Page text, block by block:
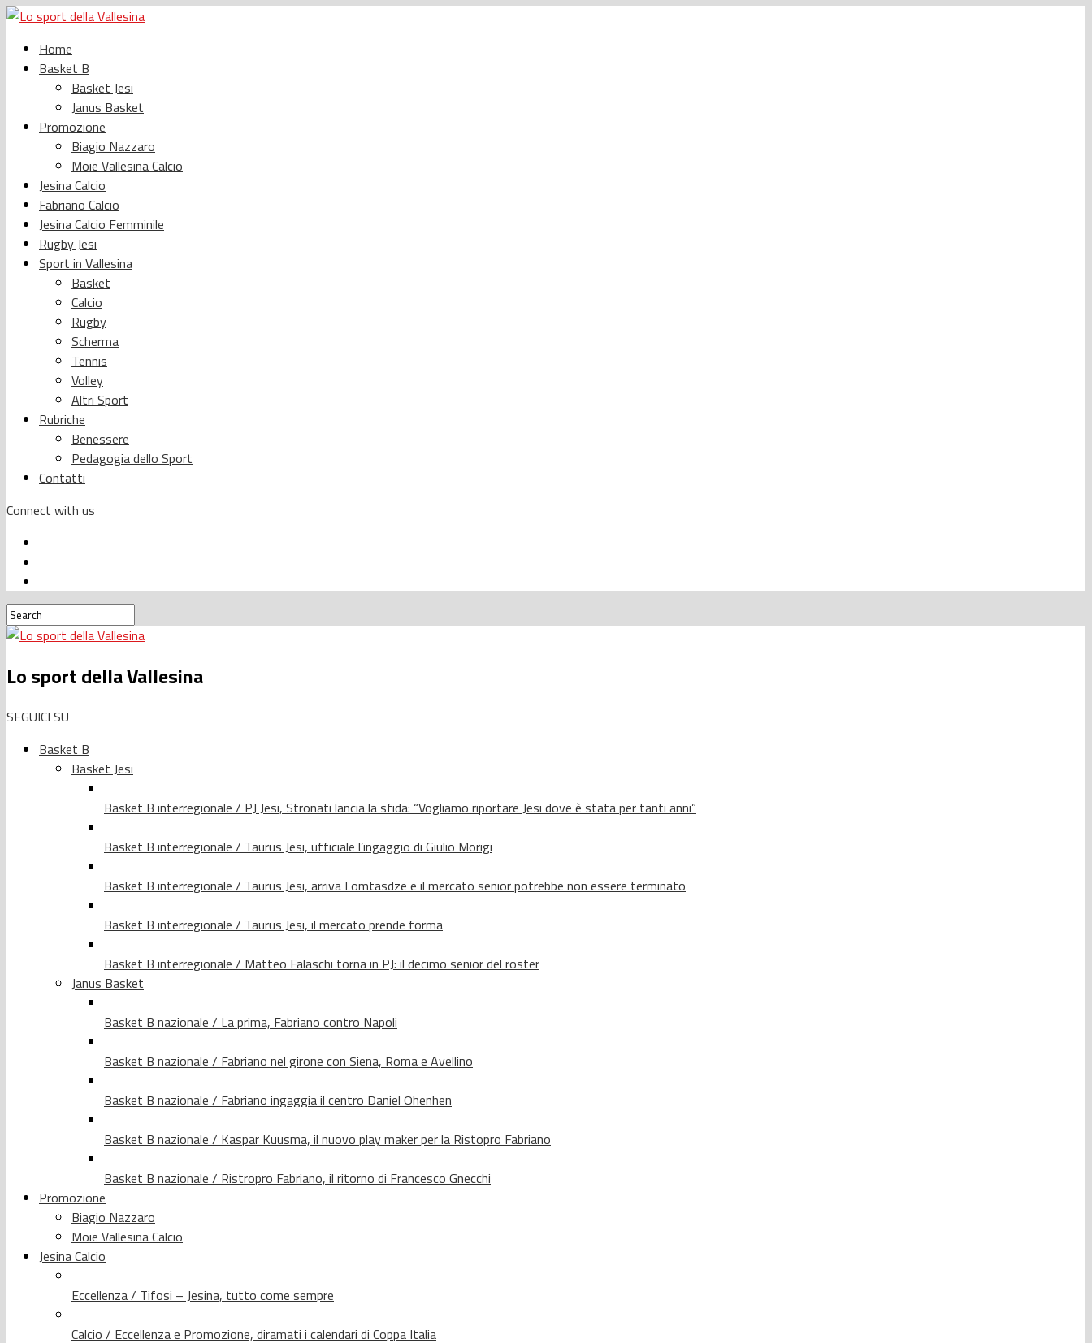
Home
Basket B
Basket Jesi
Janus Basket
Promozione
Biagio Nazzaro
Moie Vallesina Calcio
Jesina Calcio
Fabriano Calcio
Jesina Calcio Femminile
Rugby Jesi
Sport in Vallesina
Basket
Calcio
Rugby
Scherma
Tennis
Volley
Altri Sport
Rubriche
Benessere
Pedagogia dello Sport
Contatti
Connect with us
Lo sport della Vallesina
SEGUICI SU
Basket B
Basket Jesi
Basket B interregionale / PJ Jesi, Stronati lancia la sfida: “Vogliamo riportare Jesi dove è stata per tanti anni”
Basket B interregionale / Taurus Jesi, ufficiale l’ingaggio di Giulio Morigi
Basket B interregionale / Taurus Jesi, arriva Lomtasdze e il mercato senior potrebbe non essere terminato
Basket B interregionale / Taurus Jesi, il mercato prende forma
Basket B interregionale / Matteo Falaschi torna in PJ: il decimo senior del roster
Janus Basket
Basket B nazionale / La prima, Fabriano contro Napoli
Basket B nazionale / Fabriano nel girone con Siena, Roma e Avellino
Basket B nazionale / Fabriano ingaggia il centro Daniel Ohenhen
Basket B nazionale / Kaspar Kuusma, il nuovo play maker per la Ristopro Fabriano
Basket B nazionale / Ristropro Fabriano, il ritorno di Francesco Gnecchi
Promozione
Biagio Nazzaro
Moie Vallesina Calcio
Jesina Calcio
Eccellenza / Tifosi – Jesina, tutto come sempre
Calcio / Eccellenza e Promozione, diramati i calendari di Coppa Italia